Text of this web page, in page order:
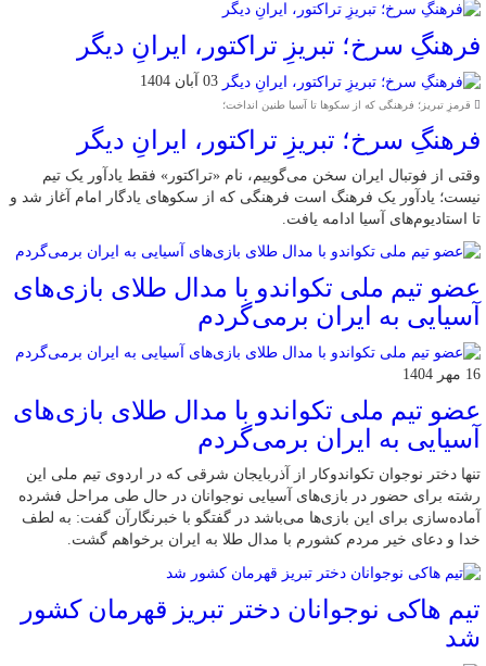
فرهنگِ سرخ؛ تبریزِ تراکتور، ایرانِ دیگر
03 آبان 1404
قرمزِ تبریز؛ فرهنگی که از سکوها تا آسیا طنین انداخت؛
فرهنگِ سرخ؛ تبریزِ تراکتور، ایرانِ دیگر
وقتی از فوتبال ایران سخن می‌گوییم، نام «تراکتور» فقط یادآور یک تیم
نیست؛ یادآور یک فرهنگ است فرهنگی که از سکوهای یادگار امام آغاز شد و
تا استادیوم‌های آسیا ادامه یافت.
عضو تیم ملی تکواندو با مدال طلای بازی‌های
آسیایی به ایران برمی‌گردم
16 مهر 1404
عضو تیم ملی تکواندو با مدال طلای بازی‌های
آسیایی به ایران برمی‌گردم
تنها دختر نوجوان تکواندوکار از آذربایجان شرقی که در اردوی تیم ملی این
رشته برای حضور در بازی‌های آسیایی نوجوانان در حال طی مراحل فشرده
آماده‌سازی برای این بازی‌ها می‌باشد در گفتگو با خبرنگارآن گفت: به لطف
خدا و دعای خیر مردم کشورم با مدال طلا به ایران برخواهم گشت.
تیم هاکی نوجوانان دختر تبریز قهرمان کشور
شد